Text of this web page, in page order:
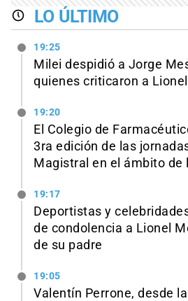
LO ÚLTIMO
19:25
Milei despidió a Jorge
quienes criticaron a
19:20
El Colegio de
3ra edición de las
Magistral en el ámbito de
19:17
Deportistas y
de condolencia a Lionel
de su padre
19:05
Valentín Perrone, desde